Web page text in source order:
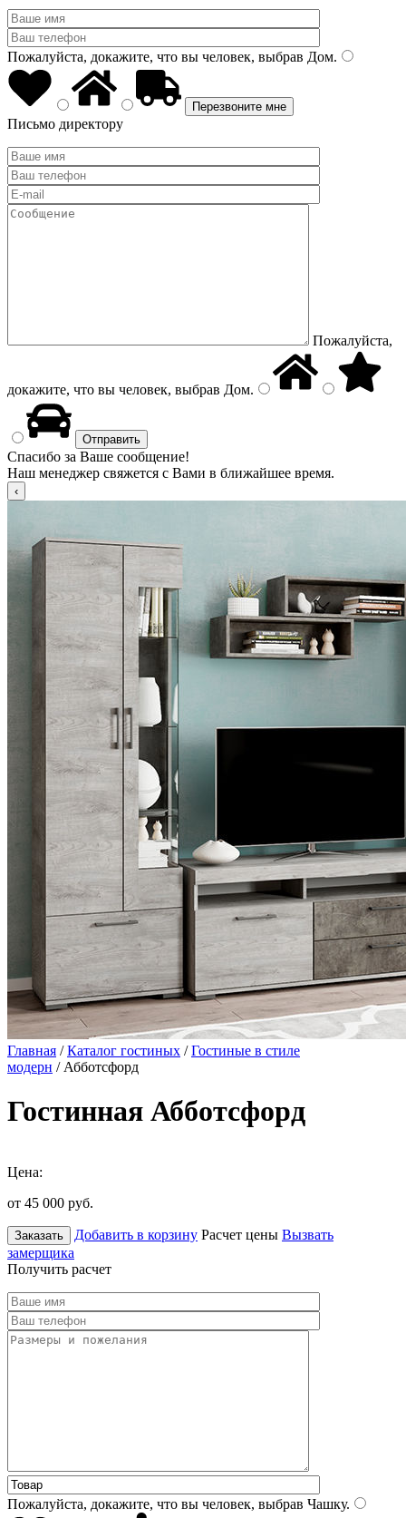
Пожалуйста, докажите, что вы человек, выбрав Дом.
Письмо директору
Пожалуйста,
докажите, что вы человек, выбрав Дом.
Спасибо за Ваше сообщение!
Наш менеджер свяжется с Вами в ближайшее время.
Главная /Каталог гостиных /Гостиные в стиле
модерн / Абботсфорд
Гостинная Абботсфорд
Цена:
от 45 000 руб.
Заказать Добавить в корзину Расчет цены Вызвать
замерщика
Получить расчет
Пожалуйста, докажите, что вы человек, выбрав Чашку.